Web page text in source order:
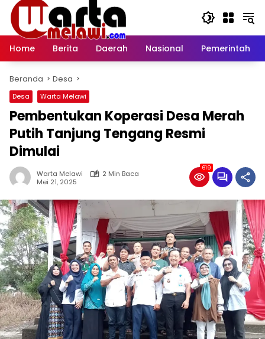
Langsung
konten
Home
Berita Daerah Nasional Pemerintah
Beranda Desa
Desa Warta Melawi
Pembentukan Koperasi Desa Merah
Putih Tanjung Tengang Resmi
Dimulai
Warta Melawi
2 Min Baca
Mei 21, 2025
619